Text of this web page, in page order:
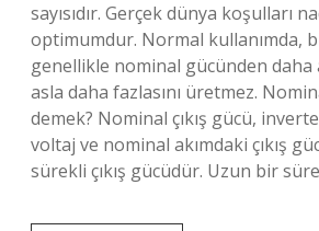
sayısıdır. Gerçek dünya koşulları
optimumdur. Normal kullanımda,
genellikle nominal gücünden daha
asla daha fazlasını üretmez.
demek? Nominal çıkış gücü,
voltaj ve nominal akımdaki çıkış
sürekli çıkış gücüdür. Uzun bir